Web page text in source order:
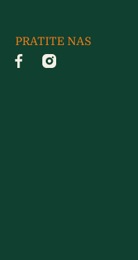
PRATITE NAS